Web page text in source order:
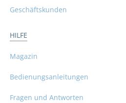
Geschäftskunden
HILFE
Magazin
Bedienungsanleitungen
Fragen und Antworten